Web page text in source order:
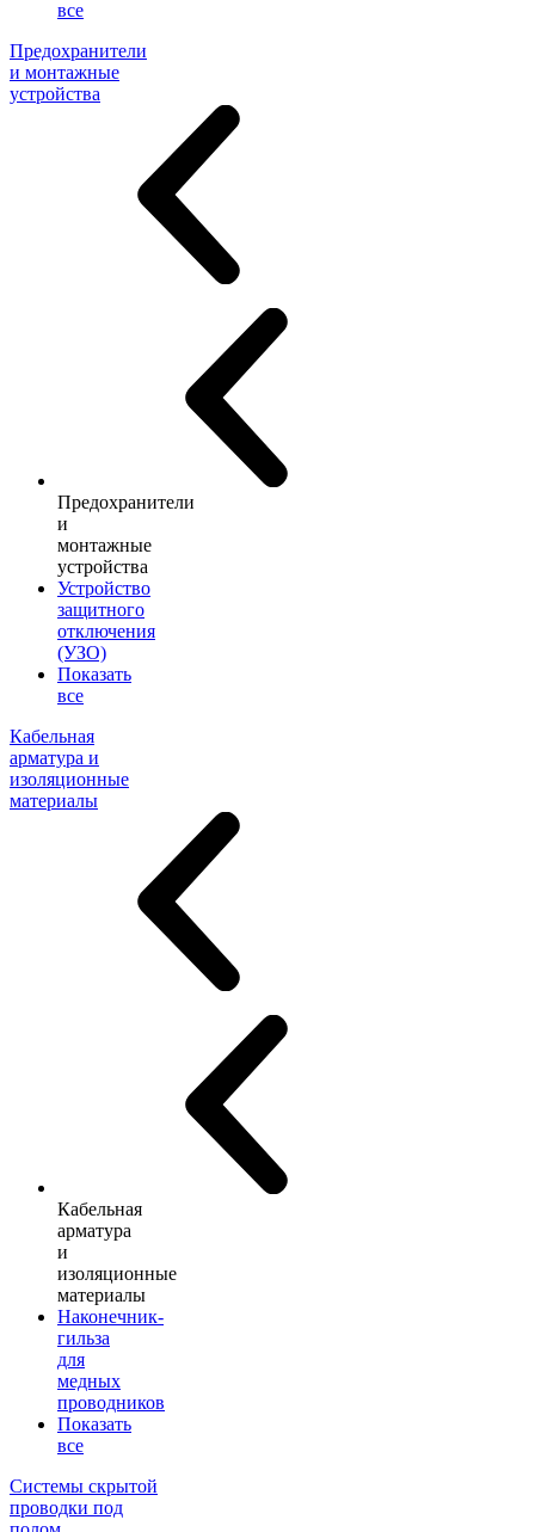
все
Предохранители
и монтажные
устройства
Предохранители
и
монтажные
устройства
Устройство
защитного
отключения
(УЗО)
Показать
все
Кабельная
арматура и
изоляционные
материалы
Кабельная
арматура
и
изоляционные
материалы
Наконечник-
гильза
для
медных
проводников
Показать
все
Системы скрытой
проводки под